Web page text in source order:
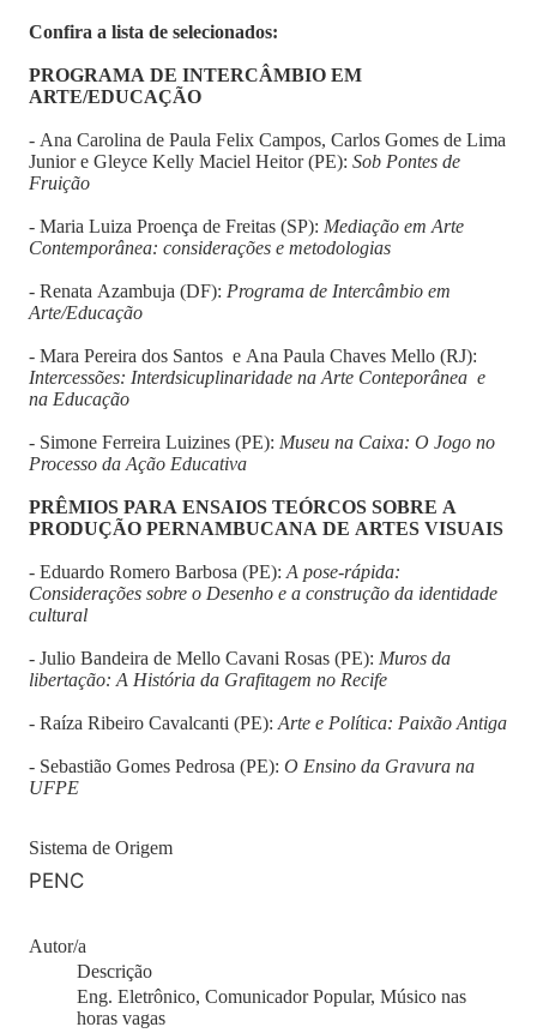
Confira a lista de selecionados:
PROGRAMA DE INTERCÂMBIO EM
ARTE/EDUCAÇÃO
- Ana Carolina de Paula Felix Campos, Carlos Gomes de Lima
Junior e Gleyce Kelly Maciel Heitor (PE): Sob Pontes de
Fruição
- Maria Luiza Proença de Freitas (SP): Mediação em Arte
Contemporânea: considerações e metodologias
- Renata Azambuja (DF): Programa de Intercâmbio em
Arte/Educação
- Mara Pereira dos Santos e Ana Paula Chaves Mello (RJ):
Intercessões: Interdsicuplinaridade na Arte Conteporânea e
na Educação
- Simone Ferreira Luizines (PE): Museu na Caixa: O Jogo no
Processo da Ação Educativa
PRÊMIOS PARA ENSAIOS TEÓRCOS SOBRE A
PRODUÇÃO PERNAMBUCANA DE ARTES VISUAIS
- Eduardo Romero Barbosa (PE): A pose-rápida:
Considerações sobre o Desenho e a construção da identidade
cultural
- Julio Bandeira de Mello Cavani Rosas (PE): Muros da
libertação: A História da Grafitagem no Recife
- Raíza Ribeiro Cavalcanti (PE): Arte e Política: Paixão Antiga
- Sebastião Gomes Pedrosa (PE): O Ensino da Gravura na
UFPE
Sistema de Origem
PENC
Autor/a
Descrição
Eng. Eletrônico, Comunicador Popular, Músico nas
horas vagas